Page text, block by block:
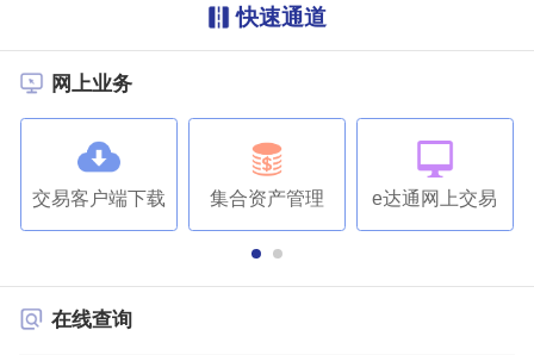
快速通道
网上业务
交易客户端下载 集合资产管理 e达通网上交易
在线查询